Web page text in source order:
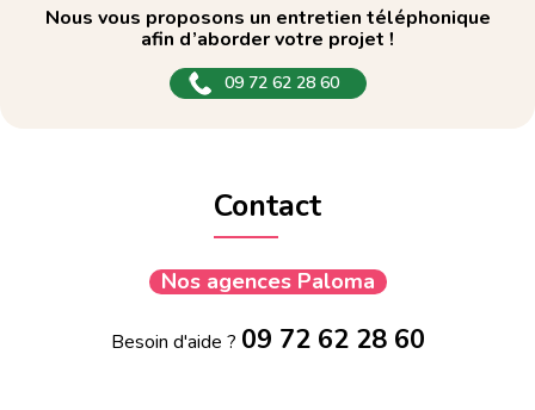
Nous vous proposons un entretien téléphonique
afin d’aborder votre projet !
09 72 62 28 60
Contact
Nos agences Paloma
Besoin d'aide ? 09 72 62 28 60